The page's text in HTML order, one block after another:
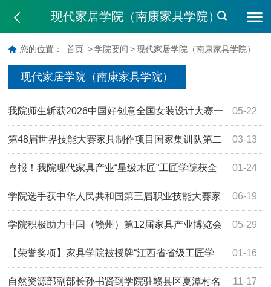
现代家居学院（南康家具学院）
您的位置： 首页 > 学院要闻 > 现代家居学院（南康家具学院）
现代家居学院（南康家具学院）
05-22
我院师生斩获2026中国好创意全国女装设计大赛一
等奖 03-13
第48届世界技能大赛家具制作项目国家集训队第二
阶段集训在我院开启 01-24
喜报！我院现代家具产业“星级木匠”工匠学院获全
国总工会重点支持 06-19
学院选手获中华人民共和国第三届职业技能大赛家
具制作项目轻工行业选拔赛冠军 05-29
学院积极助力中国（赣州）第12届家具产业博览会
01-16
【荣誉奖项】家具学院被授牌“江西省省级工匠学
院” 11-17
自然资源部副部长孙书贤到学院驻赣县区夏潭村名